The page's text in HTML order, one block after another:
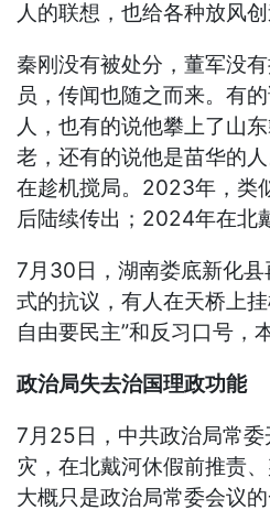
人的联想，也给各种放风创
秦刚没有被处分，董军没
员，传闻也随之而来。有
人，也有的说他攀上了山
老，还有的说他是苗华的
在趁机搅局。2023年，类
后陆续传出；2024年在北
7月30日，湖南娄底新化
式的抗议，有人在天桥上
自由要民主”和反习口号，
政治局失去治国理政功能
7月25日，中共政治局常
灾，在北戴河休假前推责
大概只是政治局常委会议